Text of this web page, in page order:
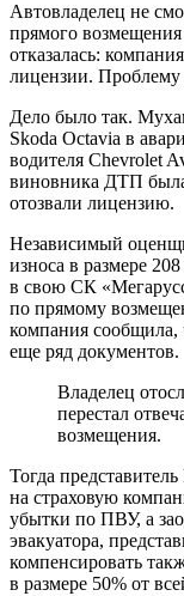
Автовладелец не
прямого возмещения
отказалась:
лицензии. Проблему
Дело было так.
Skoda Octavia в
водителя Chevrolet
виновника ДТП была
отозвали лицензию.
Независимый
износа в размере
в свою СК
по прямому
компания сообщила,
еще ряд документов.
Владелец
перестал
возмещения.
Тогда
на страховую
убытки по ПВУ, а
эвакуатора,
компенсировать
в размере 50% от